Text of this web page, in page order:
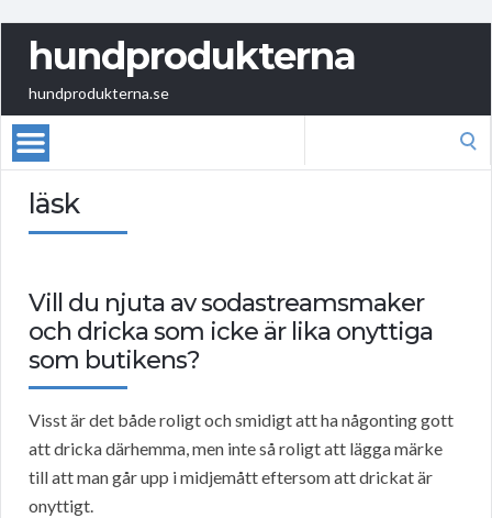
hundprodukterna
hundprodukterna.se
läsk
Vill du njuta av sodastreamsmaker
och dricka som icke är lika onyttiga
som butikens?
Visst är det både roligt och smidigt att ha någonting gott
att dricka därhemma, men inte så roligt att lägga märke
till att man går upp i midjemått eftersom att drickat är
onyttigt.